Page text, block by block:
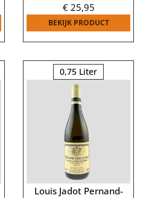
€25,95
BEKIJK PRODUCT
0,75 Liter
Louis Jadot Pernand-